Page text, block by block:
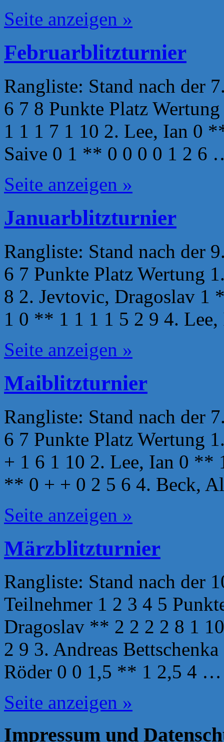
Seite anzeigen »
Februarblitzturnier
Rangliste: Stand nach der
6 7 8 Punkte Platz
1 1 1 7 1 10 2. Lee, Ian 0
Saive 0 1 ** 0 0 0 0 1 2 6
Seite anzeigen »
Januarblitzturnier
Rangliste: Stand nach der
6 7 Punkte Platz Wertung
8 2. Jevtovic, Dragoslav 1
1 0 ** 1 1 1 1 5 2 9 4.
Seite anzeigen »
Maiblitzturnier
Rangliste: Stand nach der
6 7 Punkte Platz Wertung
+ 1 6 1 10 2. Lee, Ian 0 **
** 0 + + 0 2 5 6 4. Beck,
Seite anzeigen »
Märzblitzturnier
Rangliste: Stand nach der
Teilnehmer 1 2 3 4 5
Dragoslav ** 2 2 2 2 8 1
2 9 3. Andreas
Röder 0 0 1,5 ** 1 2,5 4 …
Seite anzeigen »
Impressum und